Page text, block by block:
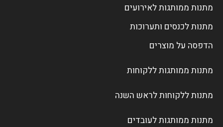
מתנות ממותגות לאירועים
מתנות לכנסים ותערוכות
הדפסה על מוצרים
מתנות ממותגות ללקוחות
מתנות ללקוחות לראש השנה
מתנות ממותגות לעובדים